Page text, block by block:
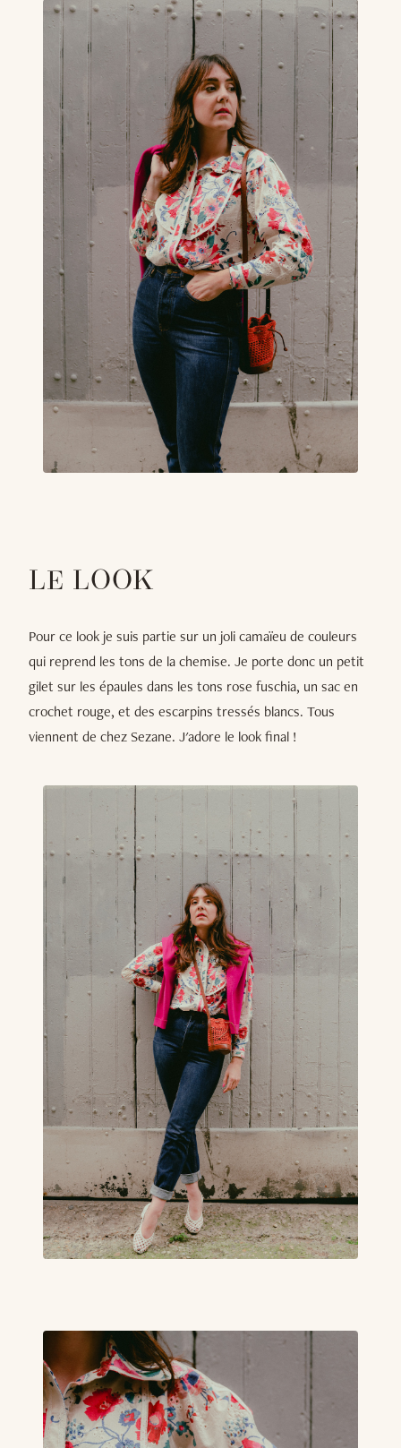
LE LOOK
Pour ce look je suis partie sur un joli camaïeu de couleurs
qui reprend les tons de la chemise. Je porte donc un petit
gilet sur les épaules dans les tons rose fuschia, un sac en
crochet rouge, et des escarpins tressés blancs. Tous
viennent de chez Sezane. J'adore le look final !